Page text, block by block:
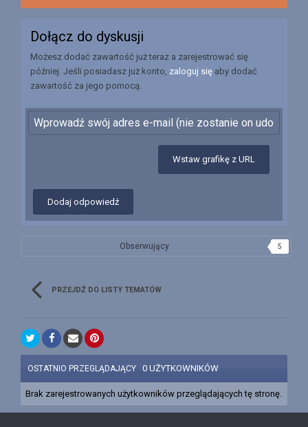
Dołącz do dyskusji
Możesz dodać zawartość już teraz a zarejestrować się
później. Jeśli posiadasz już konto, zaloguj się aby dodać
zawartość za jego pomocą.
Wstaw grafikę z URL
Dodaj odpowiedź
Obserwujący 5
PRZEJDŹ DO LISTY TEMATÓW
OSTATNIO PRZEGLĄDAJĄCY 0 UŻYTKOWNIKÓW
Brak zarejestrowanych użytkowników przeglądających tę stronę.